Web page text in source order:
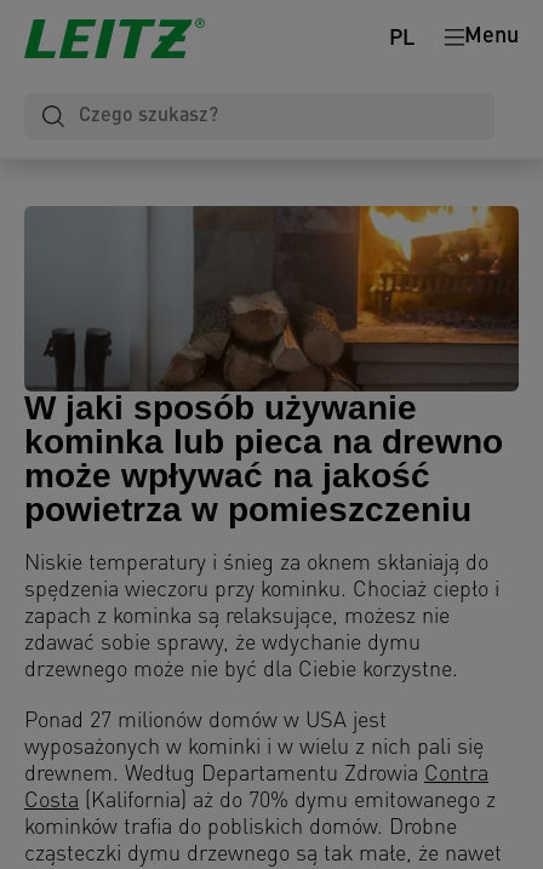
Menu
PL
W jaki sposób używanie
kominka lub pieca na drewno
może wpływać na jakość
powietrza w pomieszczeniu
Niskie temperatury i śnieg za oknem skłaniają do
spędzenia wieczoru przy kominku. Chociaż ciepło i
zapach z kominka są relaksujące, możesz nie
zdawać sobie sprawy, że wdychanie dymu
drzewnego może nie być dla Ciebie korzystne.
Ponad 27 milionów domów w USA jest
wyposażonych w kominki i w wielu z nich pali się
drewnem. Według Departamentu Zdrowia Contra
Costa (Kalifornia) aż do 70% dymu emitowanego z
kominków trafia do pobliskich domów. Drobne
cząsteczki dymu drzewnego są tak małe, że nawet